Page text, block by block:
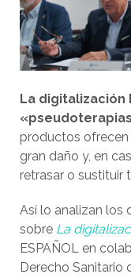
La
productos ofrecen
gran daño y, en
retrasar o sustituir
Así lo analizan los
sobre La
ESPAÑOL en
Derecho Sanitario